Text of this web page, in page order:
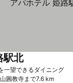
一望できるダイニング
駅北
圓教寺まで7.6 km